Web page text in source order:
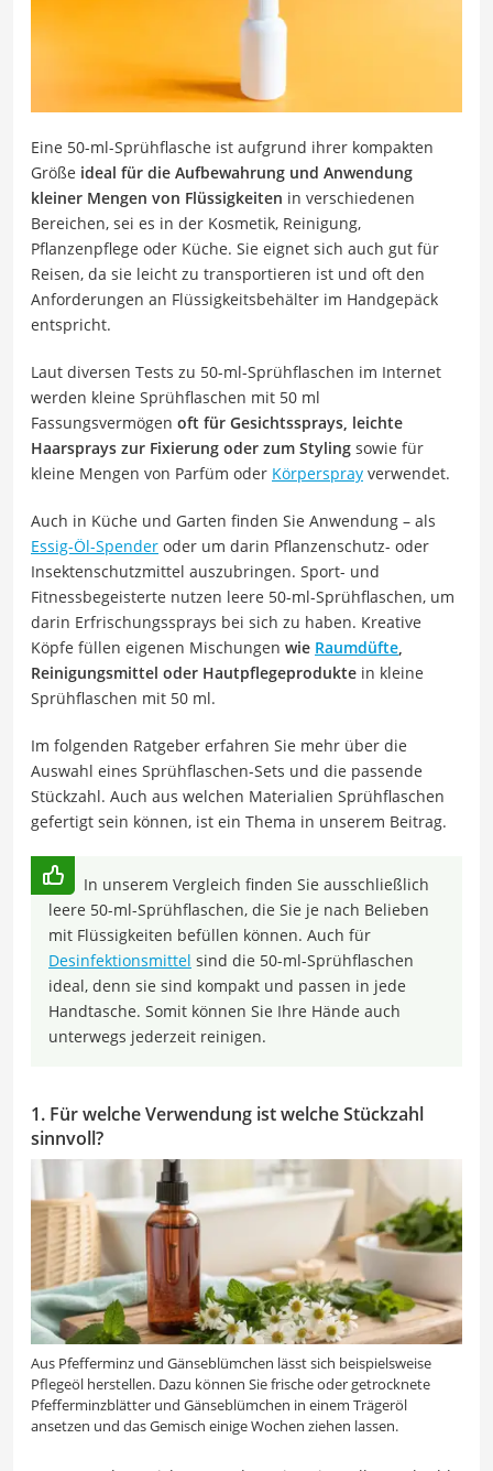
Eine 50-ml-Sprühflasche ist aufgrund ihrer kompakten
Größe ideal für die Aufbewahrung und Anwendung
kleiner Mengen von Flüssigkeiten in verschiedenen
Bereichen, sei es in der Kosmetik, Reinigung,
Pflanzenpflege oder Küche. Sie eignet sich auch gut für
Reisen, da sie leicht zu transportieren ist und oft den
Anforderungen an Flüssigkeitsbehälter im Handgepäck
entspricht.
Laut diversen Tests zu 50-ml-Sprühflaschen im Internet
werden kleine Sprühflaschen mit 50 ml
Fassungsvermögen oft für Gesichtssprays, leichte
Haarsprays zur Fixierung oder zum Styling sowie für
kleine Mengen von Parfüm oder Körperspray verwendet.
Auch in Küche und Garten finden Sie Anwendung – als
Essig-Öl-Spender oder um darin Pflanzenschutz- oder
Insektenschutzmittel auszubringen. Sport- und
Fitnessbegeisterte nutzen leere 50-ml-Sprühflaschen, um
darin Erfrischungssprays bei sich zu haben. Kreative
Köpfe füllen eigenen Mischungen wie Raumdüfte
Reinigungsmittel oder Hautpflegeprodukte in kleine
Sprühflaschen mit 50 ml.
Im folgenden Ratgeber erfahren Sie mehr über die
Auswahl eines Sprühflaschen-Sets und die passende
Stückzahl. Auch aus welchen Materialien Sprühflaschen
gefertigt sein können, ist ein Thema in unserem Beitrag.
In unserem Vergleich finden Sie ausschließlich
leere 50-ml-Sprühflaschen, die Sie je nach Belieben
mit Flüssigkeiten befüllen können. Auch für
Desinfektionsmittel sind die 50-ml-Sprühflaschen
ideal, denn sie sind kompakt und passen in jede
Handtasche. Somit können Sie Ihre Hände auch
unterwegs jederzeit reinigen.
1. Für welche Verwendung ist welche Stückzahl
sinnvoll?
Aus Pfefferminz und Gänseblümchen lässt sich beispielsweise
Pflegeöl herstellen. Dazu können Sie frische oder getrocknete
Pfefferminzblätter und Gänseblümchen in einem Trägeröl
ansetzen und das Gemisch einige Wochen ziehen lassen.